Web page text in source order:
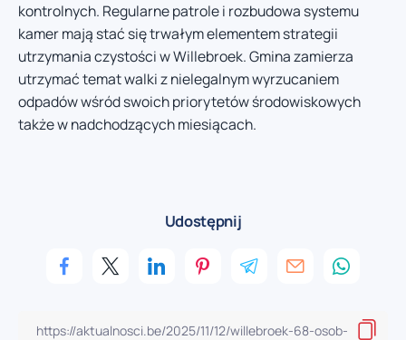
kontrolnych. Regularne patrole i rozbudowa systemu
kamer mają stać się trwałym elementem strategii
utrzymania czystości w Willebroek. Gmina zamierza
utrzymać temat walki z nielegalnym wyrzucaniem
odpadów wśród swoich priorytetów środowiskowych
także w nadchodzących miesiącach.
Udostępnij